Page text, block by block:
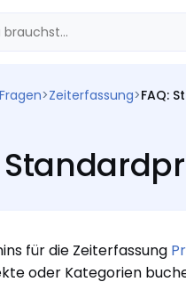
>Zeiterfassung>FAQ:
für die Zeiterfassung
oder Kategorien